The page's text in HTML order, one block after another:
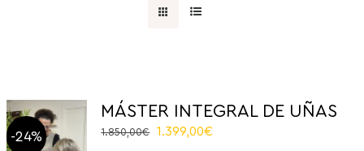
-24%
MÁSTER INTEGRAL DE UÑAS
1.850,00€
El
1.399,00€